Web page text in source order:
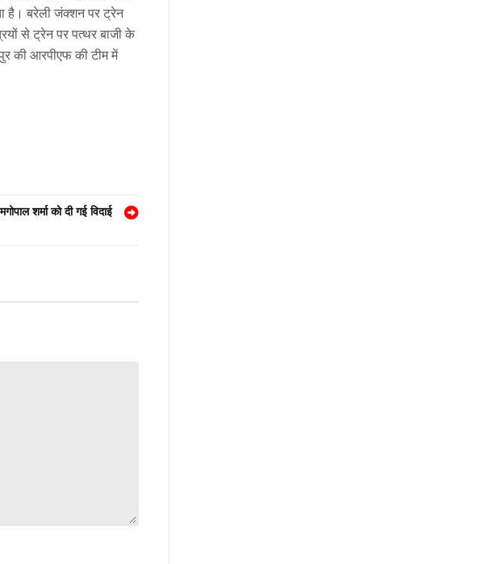
है। बरेली जंक्शन पर ट्रेन
से ट्रेन पर पत्थर बाजी के
की आरपीएफ की टीम में
शर्मा को दी गई विदाई